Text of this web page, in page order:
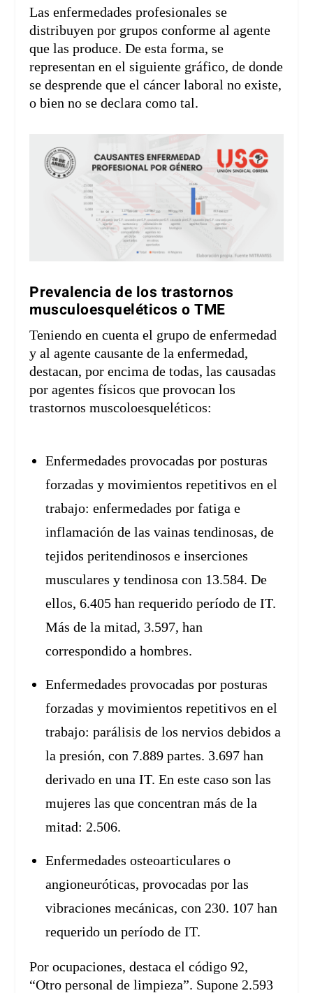
Las enfermedades profesionales se
distribuyen por grupos conforme al agente
que las produce. De esta forma, se
representan en el siguiente gráfico, de donde
se desprende que el cáncer laboral no existe,
o bien no se declara como tal.
Prevalencia de los trastornos
musculoesqueléticos o TME
Teniendo en cuenta el grupo de enfermedad
y al agente causante de la enfermedad,
destacan, por encima de todas, las causadas
por agentes físicos que provocan los
trastornos muscoloesqueléticos:
Enfermedades provocadas por posturas
forzadas y movimientos repetitivos en el
trabajo: enfermedades por fatiga e
inflamación de las vainas tendinosas, de
tejidos peritendinosos e inserciones
musculares y tendinosa con 13.584. De
ellos, 6.405 han requerido período de IT.
Más de la mitad, 3.597, han
correspondido a hombres.
Enfermedades provocadas por posturas
forzadas y movimientos repetitivos en el
trabajo: parálisis de los nervios debidos a
la presión, con 7.889 partes. 3.697 han
derivado en una IT. En este caso son las
mujeres las que concentran más de la
mitad: 2.506.
Enfermedades osteoarticulares o
angioneuróticas, provocadas por las
vibraciones mecánicas, con 230. 107 han
requerido un período de IT.
Por ocupaciones, destaca el código 92,
“Otro personal de limpieza”. Supone 2.593